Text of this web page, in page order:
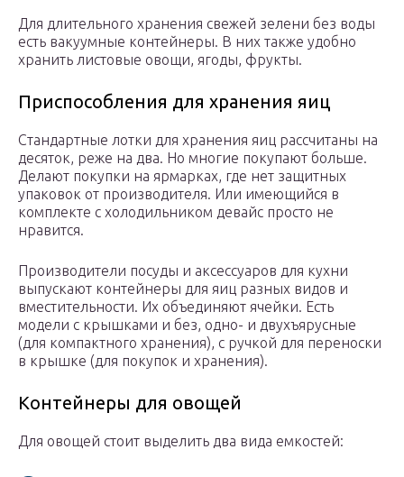
Для длительного хранения свежей зелени без воды
есть вакуумные контейнеры. В них также удобно
хранить листовые овощи, ягоды, фрукты.
Приспособления для хранения яиц
Стандартные лотки для хранения яиц рассчитаны на
десяток, реже на два. Но многие покупают больше.
Делают покупки на ярмарках, где нет защитных
упаковок от производителя. Или имеющийся в
комплекте с холодильником девайс просто не
нравится.
Производители посуды и аксессуаров для кухни
выпускают контейнеры для яиц разных видов и
вместительности. Их объединяют ячейки. Есть
модели с крышками и без, одно- и двухъярусные
(для компактного хранения), с ручкой для переноски
в крышке (для покупок и хранения).
Контейнеры для овощей
Для овощей стоит выделить два вида емкостей: